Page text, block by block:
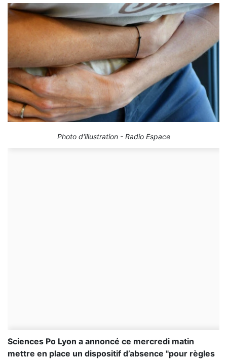
Photo d'illustration - Radio Espace
Sciences Po Lyon a annoncé ce mercredi matin
mettre en place un dispositif d’absence "pour règles